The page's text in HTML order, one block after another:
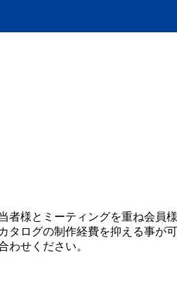
様とミーティングを重ね会員
ログの制作経費を抑える事が
わせください。